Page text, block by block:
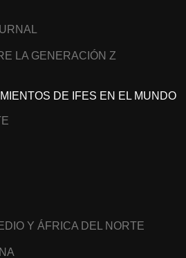
LA GENERACIÓN Z
DE IFES EN EL MUNDO
Y ÁFRICA DEL NORTE